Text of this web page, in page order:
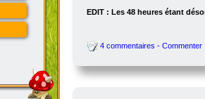
EDIT : Les 48 heures étant
4 commentaires - Commenter